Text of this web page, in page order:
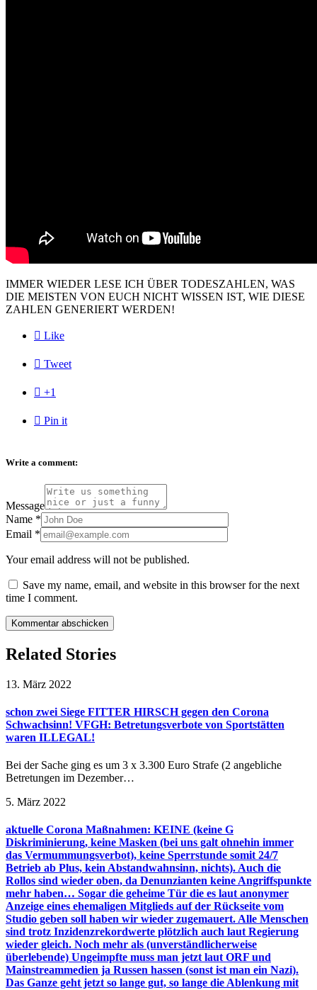
IMMER WIEDER LESE ICH ÜBER TODESZAHLEN, WAS
DIE MEISTEN VON EUCH NICHT WISSEN IST, WIE DIESE
ZAHLEN GENERIERT WERDEN!
 Like
 Tweet
 +1
 Pin it
Write a comment:
Message
Name *
Email *
Your email address will not be published.
Save my name, email, and website in this browser for the next
time I comment.
Related Stories
13. März 2022
schon zwei Siege FITTER HIRSCH gegen den Corona
Schwachsinn! VFGH: Betretungsverbote von Sportstätten
waren ILLEGAL!
Bei der Sache ging es um 3 x 3.300 Euro Strafe (2 angebliche
Betretungen im Dezember…
5. März 2022
aktuelle Corona Maßnahmen: KEINE (keine G
Diskriminierung, keine Masken (bei uns galt ohnehin immer
das Vermummungsverbot), keine Sperrstunde somit 24/7
Betrieb ab Plus, kein Abstandwahnsinn, nichts). Auch die
Rollos sind wieder oben, da Denunzianten keine Angriffspunkte
mehr haben… Sogar die geheime Tür die es laut anonymer
Anzeige eines ehemaligen Mitglieds auf der Rückseite vom
Studio geben soll haben wir wieder zugemauert. Alle Menschen
sind trotz Inzidenzrekordwerte plötzlich auch laut Regierung
wieder gleich. Noch mehr als (unverständlicherweise
überlebende) Ungeimpfte muss man jetzt laut ORF und
Mainstreammedien ja Russen hassen (sonst ist man ein Nazi).
Das Ganze geht jetzt so lange gut, so lange die Ablenkung mit